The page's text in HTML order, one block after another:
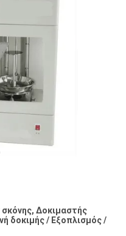
Δοκιμαστής
δοκιμής / Εξοπλισμός /